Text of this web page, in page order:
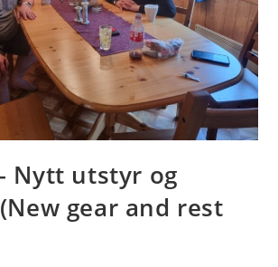
Nytt utstyr og
gear and rest